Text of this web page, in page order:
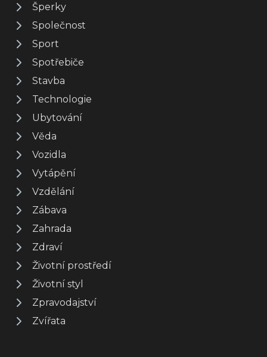
Šperky
Společnost
Sport
Spotřebiče
Stavba
Technologie
Ubytování
Věda
Vozidla
Vytápění
Vzdělání
Zábava
Zahrada
Zdraví
Životní prostředí
Životní styl
Zpravodajství
Zvířata